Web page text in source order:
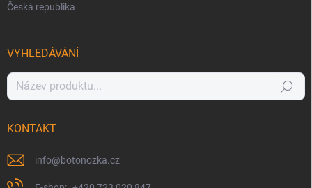
Česká republika
VYHLEDÁVÁNÍ
Hledat
KONTAKT
info@botonozka.cz